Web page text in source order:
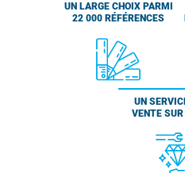
UN LARGE CHOIX PARMI
22 000 RÉFÉRENCES
UN
VENTE